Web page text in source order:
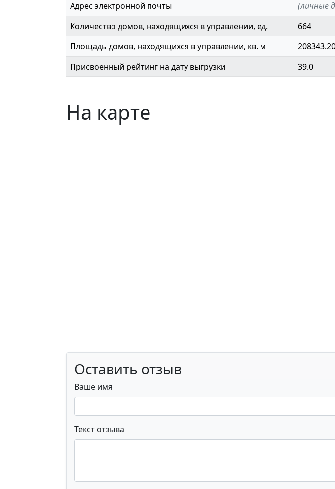
Адрес электронной почты
(личные
Количество домов, находящихся в управлении, ед.
664
Площадь домов, находящихся в управлении, кв. м
208343.20
Присвоенный рейтинг на дату выгрузки
39.0
На карте
Оставить отзыв
Ваше имя
Текст отзыва